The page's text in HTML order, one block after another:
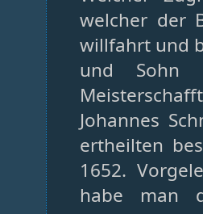
welcher der
willfahrt und
und Sohn
Johannes
ertheilten
1652.
habe man